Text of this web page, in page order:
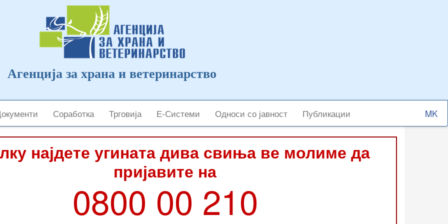
Агенција за храна и ветеринарство
Соработка Трговија Е-Системи Односи со јавност Публикации
Select
your
најдете угината дива свиња ве молиме да
пријавите на
0800 00 210